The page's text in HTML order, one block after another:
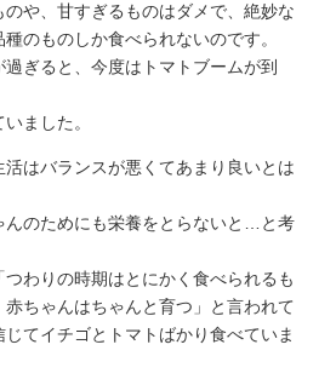
のや、甘すぎるものはダメで、絶妙な
のものしか食べられないのです。
ぎると、今度はトマトブームが到
ました。
はバランスが悪くてあまり良いとは
んのためにも栄養をとらないと…と考
わりの時期はとにかく食べられるも
ちゃんはちゃんと育つ」と言われて
てイチゴとトマトばかり食べていま